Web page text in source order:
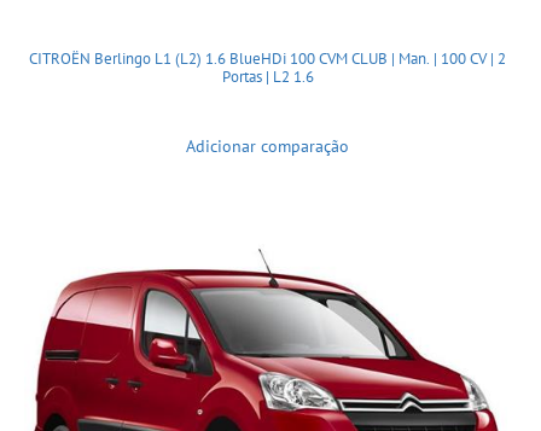
CITROËN Berlingo L1 (L2) 1.6 BlueHDi 100 CVM CLUB | Man. | 100 CV | 2
Portas | L2 1.6
Adicionar comparação